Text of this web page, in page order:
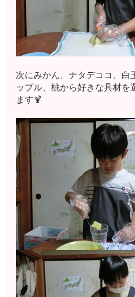
次にみかん、ナタデココ、白
ップル、桃から好きな具材を
ます🍹